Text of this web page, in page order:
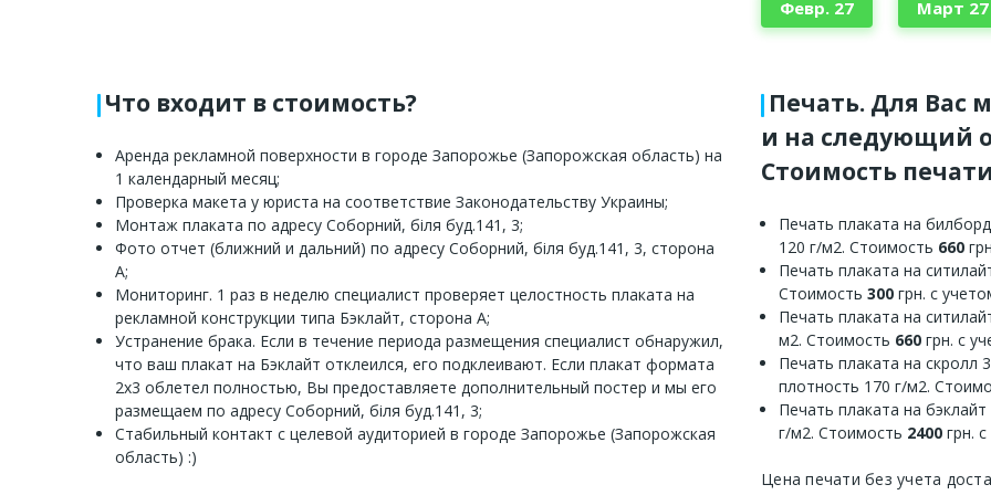
Февр. 27 Март 27
Что входит в стоимость?
Аренда рекламной поверхности в городе Запорожье (Запорожская область) на
1 календарный месяц;
Проверка макета у юриста на соответствие Законодательству Украины;
Монтаж плаката по адресу Соборний, біля буд.141, 3;
Фото отчет (ближний и дальний) по адресу Соборний, біля буд.141, 3, сторона
A;
Мониторинг. 1 раз в неделю специалист проверяет целостность плаката на
рекламной конструкции типа Бэклайт, сторона A;
Устранение брака. Если в течение периода размещения специалист обнаружил,
что ваш плакат на Бэклайт отклеился, его подклеивают. Если плакат формата
2х3 облетел полностью, Вы предоставляете дополнительный постер и мы его
размещаем по адресу Соборний, біля буд.141, 3;
Стабильный контакт с целевой аудиторией в городе Запорожье (Запорожская
область) :)
Печать. Для Вас
и на следующий
Стоимость
Печать плаката на
120 г/м2. Стоимость 660
Печать плаката на
Стоимость 300 грн. с
Печать плаката на
м2. Стоимость 660 грн. с
Печать плаката на скролл
плотность 170 г/м2.
Печать плаката на
г/м2. Стоимость 2400 грн.
Цена печати без учета